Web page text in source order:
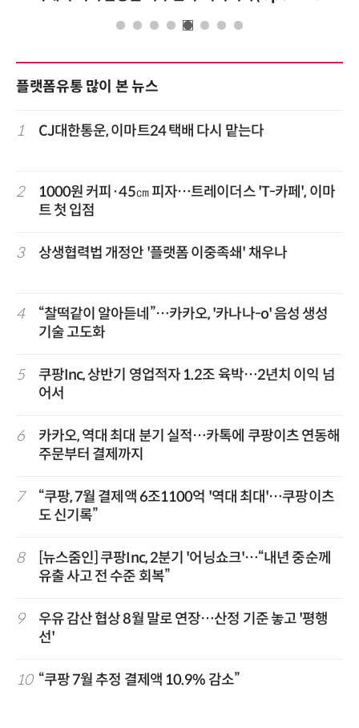
플랫폼유통 많이 본 뉴스
1 CJ대한통운, 이마트24 택배 다시 맡는다
2
1000원 커피·45㎝ 피자…트레이더스 'T-카페', 이마
트 첫 입점
3 상생협력법 개정안 '플랫폼 이중족쇄' 채우나
4
“찰떡같이 알아듣네”…카카오, '카나나-o' 음성 생성
기술 고도화
5
쿠팡Inc, 상반기 영업적자 1.2조 육박…2년치 이익 넘
어서
6
카카오, 역대 최대 분기 실적…카톡에 쿠팡이츠 연동해
주문부터 결제까지
7
“쿠팡, 7월 결제액 6조1100억 '역대 최대'…쿠팡이츠
도 신기록”
8
[뉴스줌인] 쿠팡Inc, 2분기 '어닝쇼크'…“내년 중순께
유출 사고 전 수준 회복”
9
우유 감산 협상 8월 말로 연장…산정 기준 놓고 '평행
선'
10 “쿠팡 7월 추정 결제액 10.9% 감소”